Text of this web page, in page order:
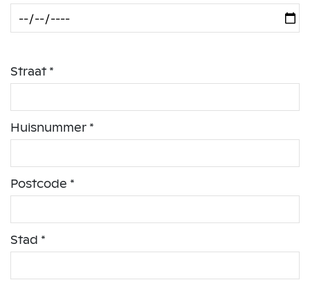
Straat *
Huisnummer *
Postcode *
Stad *